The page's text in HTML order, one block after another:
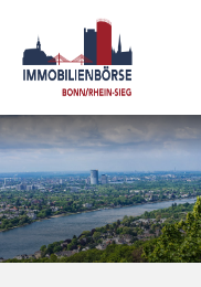
Inhalt
springen